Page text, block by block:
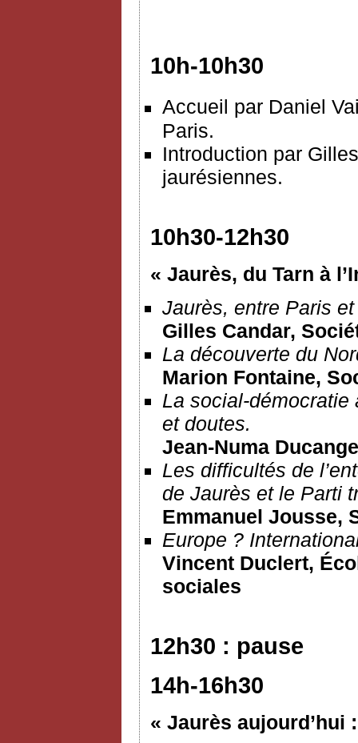
10h-10h30
Accueil par Daniel
Paris.
Introduction par
jaurésiennes.
10h30-12h30
« Jaurès, du Tarn à
Jaurès, entre Paris
Gilles Candar,
La découverte du
Marion Fontaine,
La social-
et doutes.
Jean-Numa
Les difficultés de
de Jaurès et le Parti
Emmanuel Jousse,
Europe ?
Vincent Duclert,
sociales
12h30 : pause
14h-16h30
« Jaurès aujourd’hui